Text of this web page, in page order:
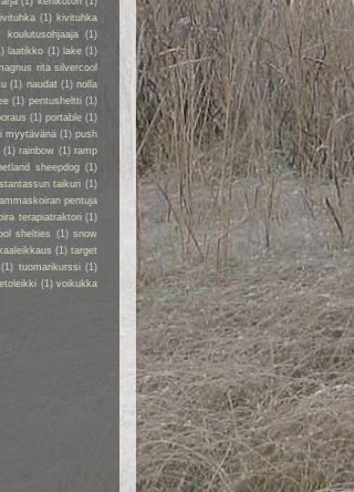
(1) kivituhka
koulutusohjaaja
(1)
laatikko (1) lake (1)
rita silvercool
(1) naudat (1) nolla
(1) pentusheltti (1)
(1) portable (1)
myytävänä (1) push
(1) rainbow (1) ramp
sheepdog (1)
taikuri (1)
pentuja
terapiatraktori (1)
shelties (1) snow
(1) target
(1) tuomarikurssi (1)
(1) voikukka